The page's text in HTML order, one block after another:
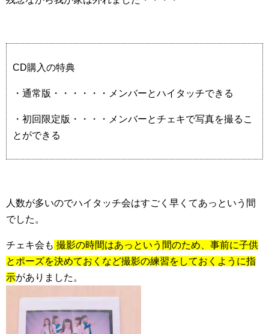
CD購入の特典
・通常版・・・・・・メンバーとハイタッチできる
・初回限定版・・・・メンバーとチェキで写真を撮るこ
とができる
人数が多いのでハイタッチ会はすごく早くてあっという間
でした。
チェキ会も 撮影の時間はあっという間のため、事前に子供
とポーズを決めておくなど撮影の練習をしておくように指
示がありました。